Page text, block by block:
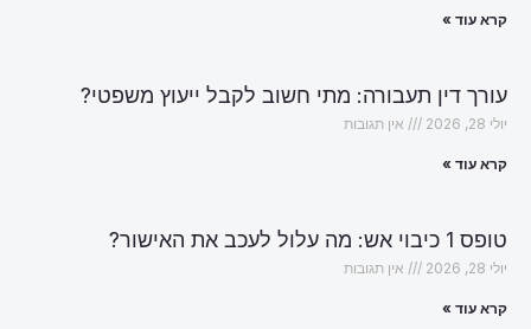
קרא עוד »
עורך דין תעבורה: מתי חשוב לקבל ייעוץ משפטי?
יולי 28, 2026 אין תגובות
קרא עוד »
טופס 1 כיבוי אש: מה עלול לעכב את האישור?
יולי 28, 2026 אין תגובות
קרא עוד »